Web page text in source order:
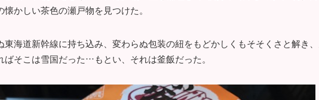
かしい茶色の瀬戸物を見つけた。
東海道新幹線に持ち込み、変わらぬ包装の紐をもどかしくもそそくさと解き
ばそこは雪国だった…もとい、それは釜飯だった。